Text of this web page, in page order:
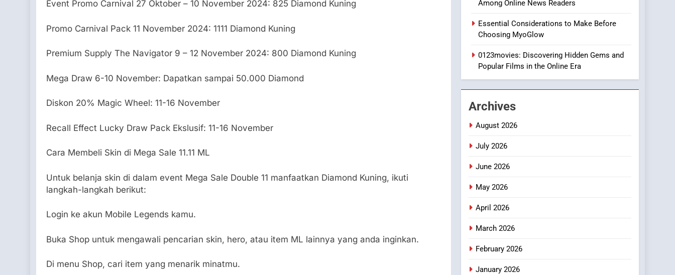
Event Promo Carnival 27 Oktober – 10 November 2024: 825 Diamond Kuning
Promo Carnival Pack 11 November 2024: 1111 Diamond Kuning
Premium Supply The Navigator 9 – 12 November 2024: 800 Diamond Kuning
Mega Draw 6-10 November: Dapatkan sampai 50.000 Diamond
Diskon 20% Magic Wheel: 11-16 November
Recall Effect Lucky Draw Pack Ekslusif: 11-16 November
Cara Membeli Skin di Mega Sale 11.11 ML
Untuk belanja skin di dalam event Mega Sale Double 11 manfaatkan Diamond Kuning, ikuti
langkah-langkah berikut:
Login ke akun Mobile Legends kamu.
Buka Shop untuk mengawali pencarian skin, hero, atau item ML lainnya yang anda inginkan.
Di menu Shop, cari item yang menarik minatmu.
iPhone17 Zigzag Case:
Discover a Bold
Geometric Style for Your
BUSINESS
1
DPP Consulting
and Integration
BUSINESS
2
3
4
Among Online News Readers
Essential Considerations to Make Before
Choosing MyoGlow
0123movies: Discovering Hidden Gems and
Popular Films in the Online Era
Archives
August 2026
July 2026
June 2026
May 2026
April 2026
March 2026
February 2026
January 2026